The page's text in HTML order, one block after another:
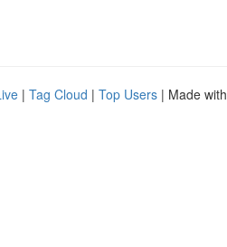
| Tag Cloud | Top Users | Made with